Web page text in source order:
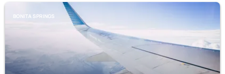
BONITA SPRINGS